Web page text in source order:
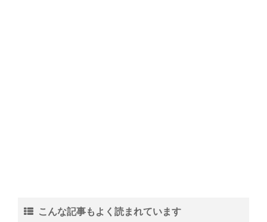
こんな記事もよく読まれています